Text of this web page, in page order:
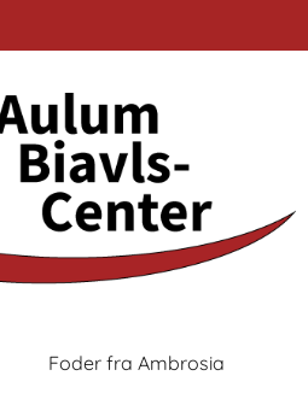
Foder fra Ambrosia